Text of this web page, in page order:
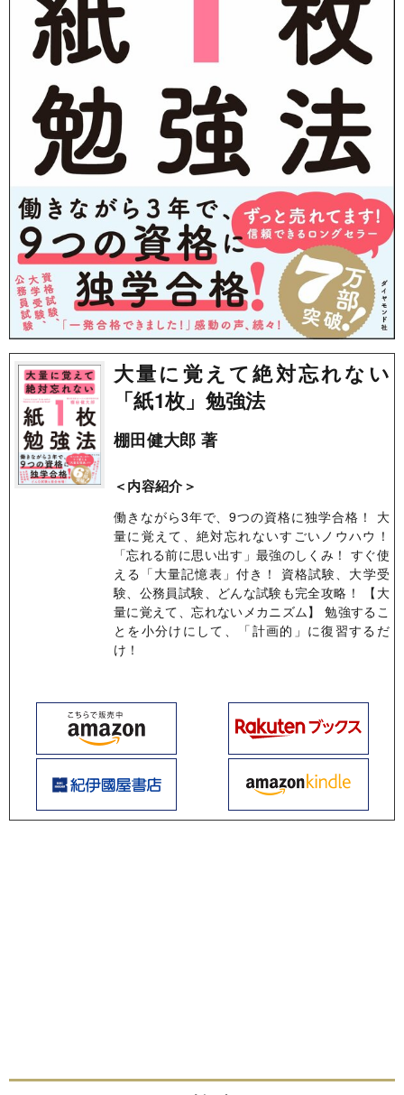
大量に覚えて絶対忘れない
「紙1枚」勉強法
棚田健大郎 著
＜内容紹介＞
働きながら3年で、9つの資格に独学合格！ 大
量に覚えて、絶対忘れないすごいノウハウ！
「忘れる前に思い出す」最強のしくみ！ すぐ使
える「大量記憶表」付き！ 資格試験、大学受
験、公務員試験、どんな試験も完全攻略！ 【大
量に覚えて、忘れないメカニズム】 勉強するこ
とを小分けにして、「計画的」に復習するだ
け！